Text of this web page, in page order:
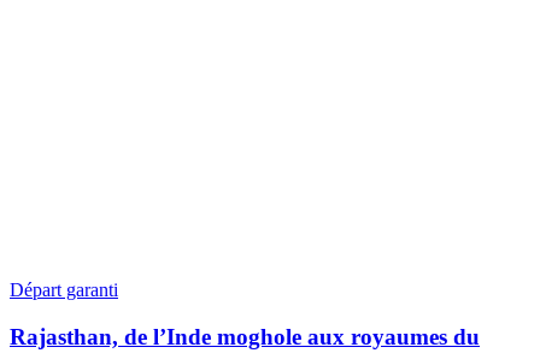
Départ garanti
Rajasthan, de l’Inde moghole aux royaumes du